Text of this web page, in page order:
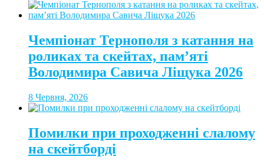
Чемпіонат Тернополя з катання на
роликах та скейтах, пам’яті
Володимира Савича Ліщука 2026
8 Червня, 2026
Помилки при проходженні слалому
на скейтборді